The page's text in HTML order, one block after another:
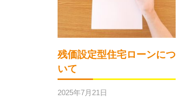
残価設定型住宅ローンにつ
いて
2025年7月21日